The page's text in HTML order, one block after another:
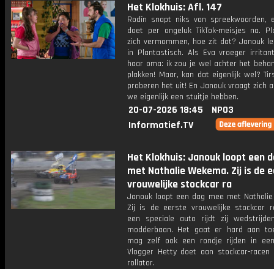
Het Klokhuis: Afl. 147
Rodîn snapt niks van spreekwoorden,
doet per ongeluk TikTok-meisjes na.
zich vermommen, hoe zit dat? Janouk
in Plantastisch. Als Eva vroeger
haar oma: ik zou je wel achter het
plakken! Maar, kan dat eigenlijk wel?
proberen het uit! En Janouk vraagt zich
we eigenlijk een stuitje hebben.
20-07-2026 18:45
NPO3
Informatief.TV
Het Klokhuis: Janouk loopt een
met Nathalie Wekema. Zij is de
vrouwelijke stockcar ra
Janouk loopt een dag mee met Nathalie
Zij is de eerste vrouwelijke stockcar
een speciale auto rijdt zij
modderbaan. Het gaat er hard aan
mag zelf ook een rondje rijden in
Vlogger Hetty doet aan stockcar-
rollator.